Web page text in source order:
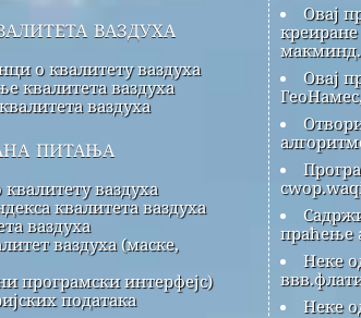
ваздуха
о квалитету ваздуха
квалитета ваздуха
ваздуха
питања
ваздуха
квалитета ваздуха
ваздуха
ваздуха (маске,
програмски интерфејс)
података
Овај
Овај
праћење
Неке
Неке